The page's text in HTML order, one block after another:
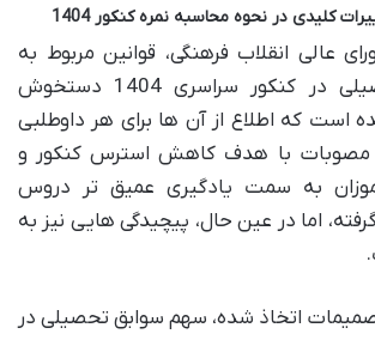
کلیدی در نحوه محاسبه نمره کنکور 1404
عالی انقلاب فرهنگی، قوانین مربوط به
تأثیر سوابق تحصیلی در کنکور سراسری 1404 دستخوش
است که اطلاع از آن ها برای هر داوطلبی
مصوبات با هدف کاهش استرس کنکور و
به سمت یادگیری عمیق تر دروس
اما در عین حال، پیچیدگی هایی نیز به
اتخاذ شده، سهم سوابق تحصیلی در